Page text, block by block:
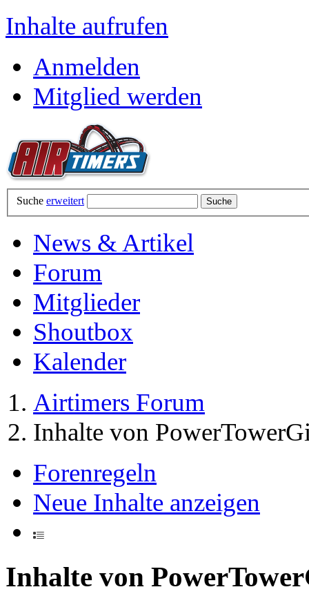
Inhalte aufrufen
Anmelden
Mitglied werden
Suche erweitert
News & Artikel
Forum
Mitglieder
Shoutbox
Kalender
Airtimers Forum
Inhalte von
Forenregeln
Neue Inhalte anzeigen
Inhalte von